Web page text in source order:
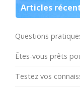
Articles
Questions
Êtes-vous prêts
Testez vos